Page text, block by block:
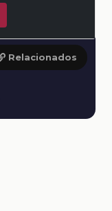
Relacionados